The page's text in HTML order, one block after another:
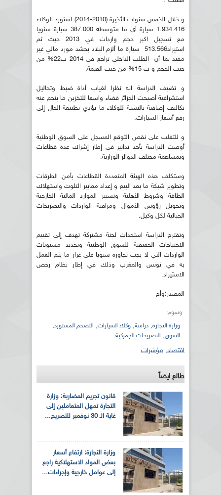
و خلال الخمس سنوات الأخيرة (2010-2014) استورد الوكلاء
1.934.416 سيارة أي ما متوسطه 387.000 سيارة سنويا
مع تسجيل اكبر حجم واردات في 2013 حيث تم
استيراد513.566 سيارة ما ألزم البلاد بحشد مورد مالي غير
مفيد بما أن الطلب الداخلي تراجع في 2014 ب22% من
حيث الحجم و ب 15% من حيث القيمة.
و تضيف الدراسة انه نظرا لغياب أداة ضبط وتحاليل
استشرافية أصبحت الجزائر فضاء واسعا للتخزين ما ينجم عنه
تكاليف إضافية بالنسبة للوكلاء ما يؤدي بطبيعة الحال إلى
رفع أسعار السيارات.
و للتغلب على نقص التوقع المسجل على السوق الوطنية
أوصت الدراسة بأخذ تدابير في إطار إشراك عدة قطاعات
وبمساهمة مختلف الدوائر الوزارية.
وستكلف هذه الهيئة المتعددة القطاعات بأمن الطرقات
وتطوير شبكة ما بعد البيع و إعداد معايير التلوث واستهلاك
الطاقة وشروط الأهلية وتسيير الموارد المالية الخارجية
وتحويل رؤوس الأموال ومراقبة الواردات والتصريحات
الجبائية لكل وكيل.
وتقترح الدراسة استحداث لجنة مشتركة تهدف إلى تقييم
الاحتياجات الحقيقية للسوق الوطنية وتحديد مستويات
الواردات التي لا يجب تجاوزه سنويا على غرار ما يتم العمل
به في تونس والمغرب وذلك في إطار نظام رخص
الاستيراد.
المصدر:وأج
وسوم:
وزارة التجارة, دراسة, وكلاء السيارات, التضخم المستورد,
السوق, التصريحات الجمركية
اقتصاد, مؤشرات
طالع ايضاً
قانون تجريم المضاربة: وزارة
التجارة تمهل المتعاملين إلى
غاية الـ 30 نوفمبر للتصريح...
وزارة التجارة: ارتفاع أسعار
بعض المواد الاستهلاكية راجع
إلى عوامل خارجية وإجراءات...